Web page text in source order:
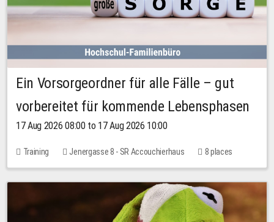
Ein Vorsorgeordner für alle Fälle – gut
vorbereitet für kommende Lebensphasen
17 Aug 2026 08:00 to 17 Aug 2026 10:00
Training Jenergasse 8 - SR Accouchierhaus 8 places